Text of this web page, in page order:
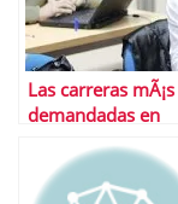
Las carreras mÃ¡s
demandadas en